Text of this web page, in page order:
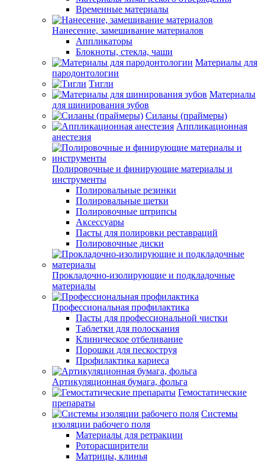
Временные материалы
Нанесение, замешивание материалов
Аппликаторы
Блокноты, стекла, чаши
Материалы для
пародонтологии
Тигли
Материалы
для шинирования зубов
Силаны (праймеры)
Аппликационная
анестезия
Полировочные и финирующие материалы и
инструменты
Полировальные резинки
Полировальные щетки
Полировочные штрипсы
Аксессуары
Пасты для полировки реставраций
Полировочные диски
Прокладочно-изолирующие и подкладочные
материалы
Профессиональная профилактика
Пасты для профессиональной чистки
Таблетки для полоскания
Клиническое отбеливание
Порошки для пескоструя
Профилактика кариеса
Артикуляционная бумага, фольга
Гемостатические
препараты
Системы
изоляции рабочего поля
Материалы для ретракции
Роторасширители
Матрицы, клинья